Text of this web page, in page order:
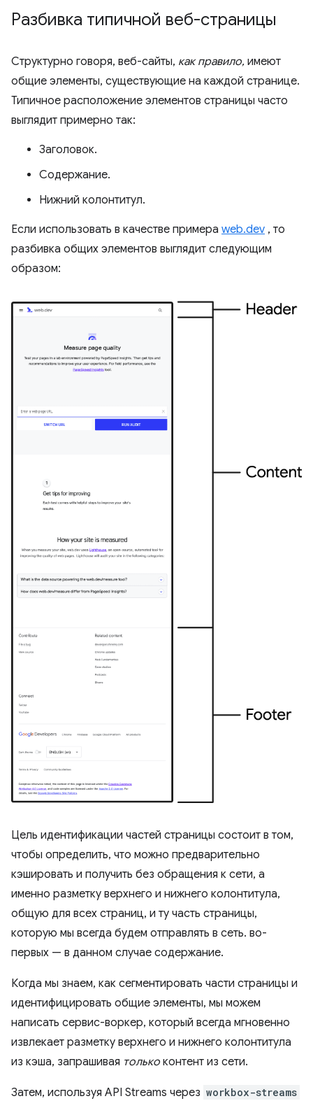
Разбивка типичной веб-страницы
Структурно говоря, веб-сайты, как правило, имеют
общие элементы, существующие на каждой странице.
Типичное расположение элементов страницы часто
выглядит примерно так:
Заголовок.
Содержание.
Нижний колонтитул.
Если использовать в качестве примера web.dev , то
разбивка общих элементов выглядит следующим
образом:
Цель идентификации частей страницы состоит в том,
чтобы определить, что можно предварительно
кэшировать и получить без обращения к сети, а
именно разметку верхнего и нижнего колонтитула,
общую для всех страниц, и ту часть страницы,
которую мы всегда будем отправлять в сеть. во-
первых — в данном случае содержание.
Когда мы знаем, как сегментировать части страницы и
идентифицировать общие элементы, мы можем
написать сервис-воркер, который всегда мгновенно
извлекает разметку верхнего и нижнего колонтитула
из кэша, запрашивая только контент из сети.
Затем, используя API Streams через workbox-streams